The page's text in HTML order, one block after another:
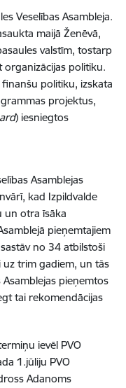
Veselības Asambleja.
maijā Ženēvā,
valstīm, tostarp
organizācijas politiku.
finanšu politiku, izskata
projektus,
) iesniegtos
Asamblejas
kad Izpildvalde
un otra īsāka
pieņemtajiem
no 34 atbilstoši
uz trim gadiem, un tās
pieņemtos
tai rekomendācijas
ievēl PVO
1.jūliju PVO
Adanoms